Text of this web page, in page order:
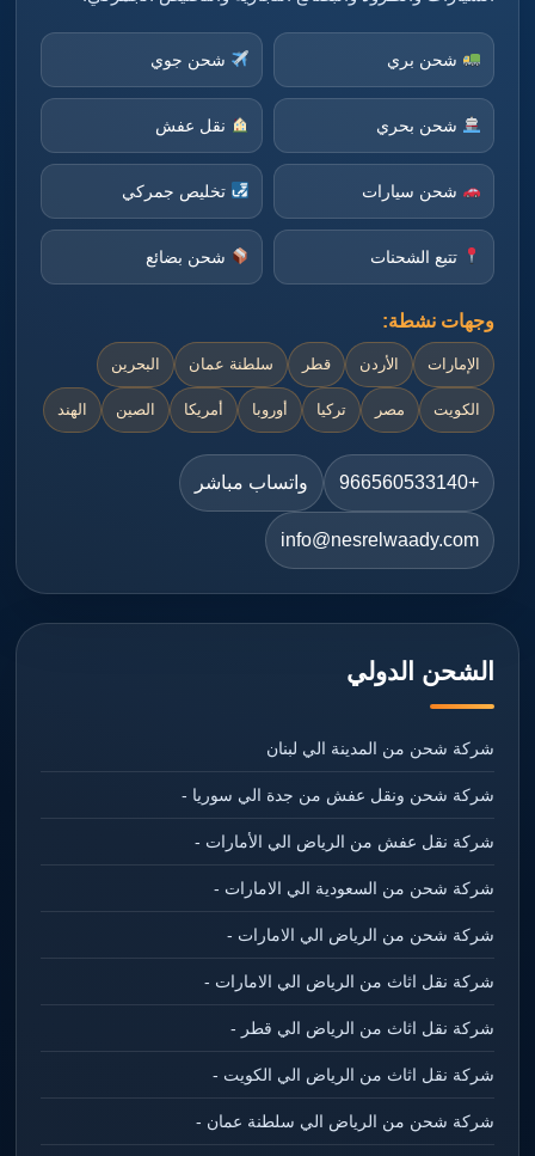
شحن بري شحن جوي
شحن بحري نقل عفش
شحن سيارات تخليص جمركي
تتبع الشحنات شحن بضائع
وجهات نشطة:
الإمارات الأردن قطر سلطنة عمان البحرين
الكويت مصر تركيا أوروبا أمريكا الصين الهند
+966560533140 واتساب مباشر
info@nesrelwaady.com
الشحن الدولي
شركة شحن من المدينة الي لبنان
شركة شحن ونقل عفش من جدة الي سوريا -
شركة نقل عفش من الرياض الي الأمارات -
شركة شحن من السعودية الي الامارات -
شركة شحن من الرياض الي الامارات -
شركة نقل اثاث من الرياض الي الامارات -
شركة نقل اثاث من الرياض الي قطر -
شركة نقل اثاث من الرياض الي الكويت -
شركة شحن من الرياض الي سلطنة عمان -